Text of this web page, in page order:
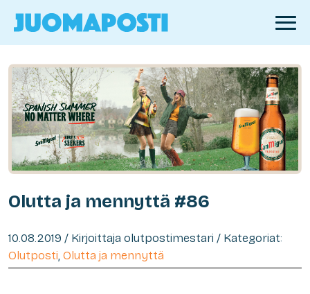
Olutta ja mennyttä #86
10.08.2019 / Kirjoittaja olutpostimestari / Kategoriat:
Olutposti, Olutta ja mennyttä